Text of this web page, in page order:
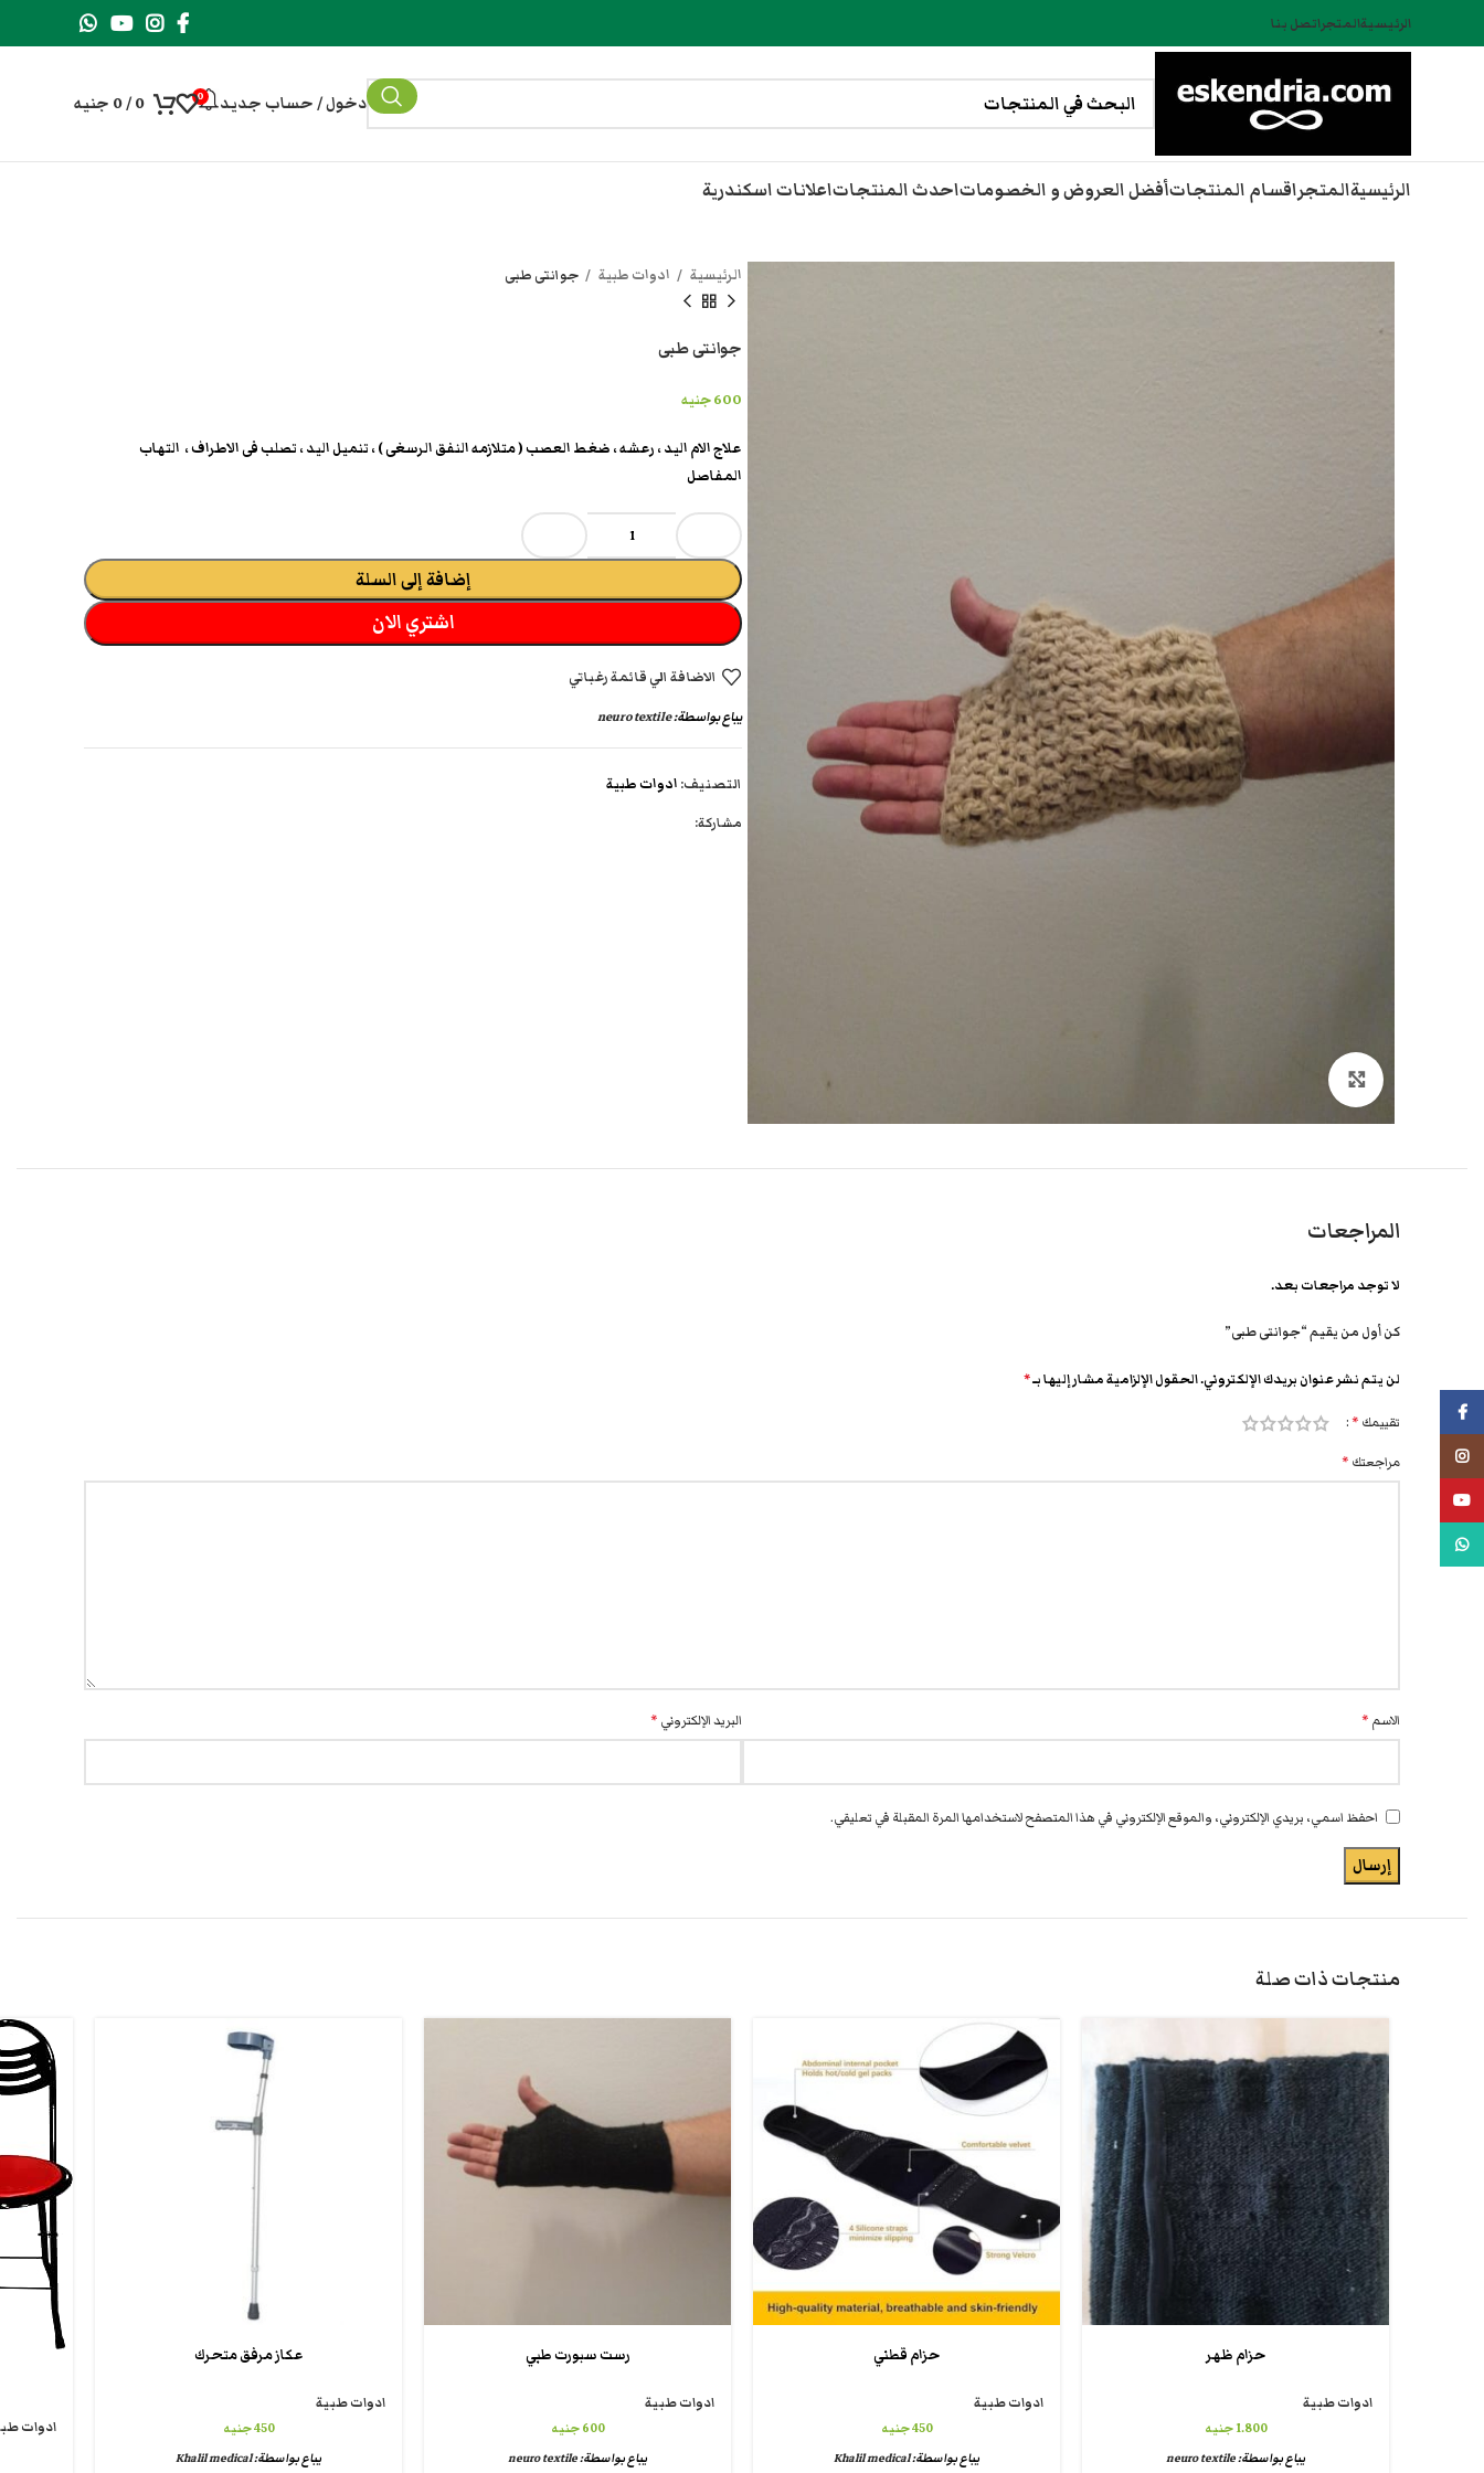
الرئيسيةالمتجراتصل بنا
دخول / حساب جديد 0
0
/
0 جنيه
الرئيسيةالمتجراقسام المنتجاتأفضل العروض و الخصوماتاحدث المنتجاتاعلانات اسكندرية
الرئيسية ادوات طبية جوانتى طبى
جوانتى طبى
600جنيه
علاج الام اليد ، رعشه ، ضغط العصب ( متلازمه النفق الرسغى ) ، تنميل اليد ، تصلب فى الاطراف ، التهاب
المفاصل
إضافة إلى السلة
اشتري الان
الاضافة الي قائمة رغباتي
يباع بواسطة:neuro textile
التصنيف: ادوات طبية
مشاركة:
المراجعات
لا توجد مراجعات بعد.
كن أول من يقيم “جوانتى طبى”
لن يتم نشر عنوان بريدك الإلكتروني.الحقول الإلزامية مشار إليها بـ*
تقييمك *
مراجعتك *
الاسم * البريد الإلكتروني *
احفظ اسمي، بريدي الإلكتروني، والموقع الإلكتروني في هذا المتصفح لاستخدامها المرة المقبلة في تعليقي.
منتجات ذات صلة
حزام ظهر
ادوات طبية
1.800 جنيه
يباع بواسطة:neuro textile
حزام قطني
ادوات طبية
450جنيه
يباع بواسطة:Khalil medical
رست سبورت طبي
ادوات طبية
600 جنيه
يباع بواسطة:neuro textile
عكاز مرفق متحرك
ادوات طبية
450جنيه
يباع بواسطة:Khalil medical
ادوات